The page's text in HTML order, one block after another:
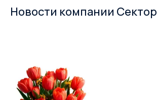
Новости компании Сектор